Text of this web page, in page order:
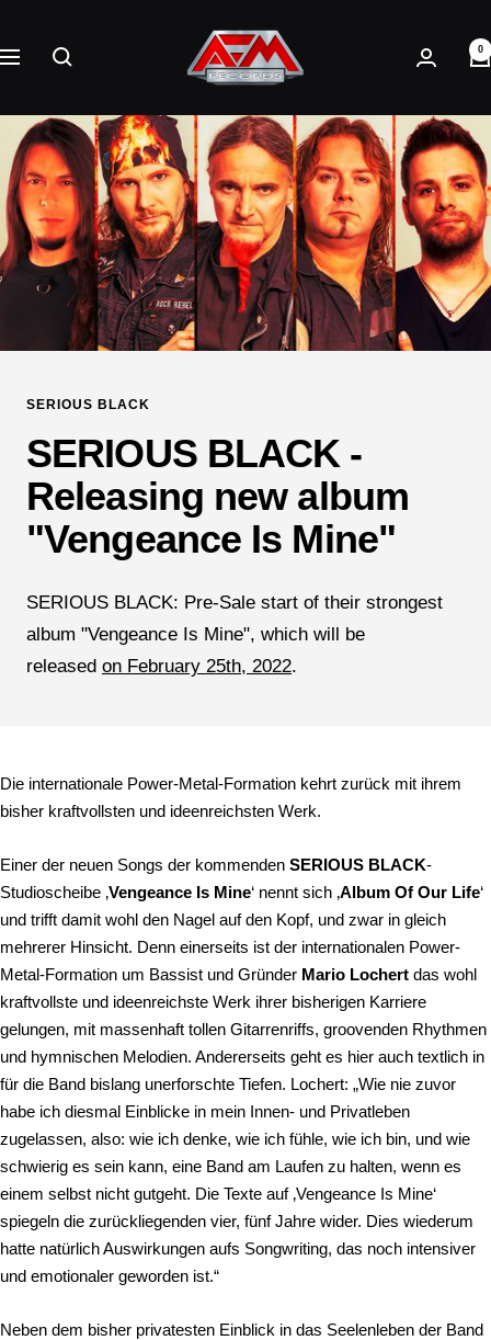
Inhalt
Navigation
AFM
Records
0
SERIOUS BLACK
SERIOUS BLACK -
Releasing new album
"Vengeance Is Mine"
SERIOUS BLACK: Pre-Sale start of their strongest
album "Vengeance Is Mine", which will be
released on February 25th, 2022.
Die internationale Power-Metal-Formation kehrt zurück mit ihrem
bisher kraftvollsten und ideenreichsten Werk.
Einer der neuen Songs der kommenden SERIOUS BLACK-
Studioscheibe ‚Vengeance Is Mine‘ nennt sich ‚Album Of Our Life‘
und trifft damit wohl den Nagel auf den Kopf, und zwar in gleich
mehrerer Hinsicht. Denn einerseits ist der internationalen Power-
Metal-Formation um Bassist und Gründer Mario Lochert das wohl
kraftvollste und ideenreichste Werk ihrer bisherigen Karriere
gelungen, mit massenhaft tollen Gitarrenriffs, groovenden Rhythmen
und hymnischen Melodien. Andererseits geht es hier auch textlich in
für die Band bislang unerforschte Tiefen. Lochert: „Wie nie zuvor
habe ich diesmal Einblicke in mein Innen- und Privatleben
zugelassen, also: wie ich denke, wie ich fühle, wie ich bin, und wie
schwierig es sein kann, eine Band am Laufen zu halten, wenn es
einem selbst nicht gutgeht. Die Texte auf ‚Vengeance Is Mine‘
spiegeln die zurückliegenden vier, fünf Jahre wider. Dies wiederum
hatte natürlich Auswirkungen aufs Songwriting, das noch intensiver
und emotionaler geworden ist.“
Neben dem bisher privatesten Einblick in das Seelenleben der Band